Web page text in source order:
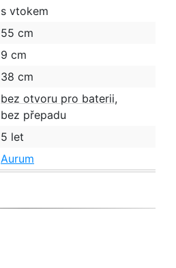
s vtokem
55 cm
9 cm
38 cm
bez otvoru pro baterii,
bez přepadu
5 let
Aurum